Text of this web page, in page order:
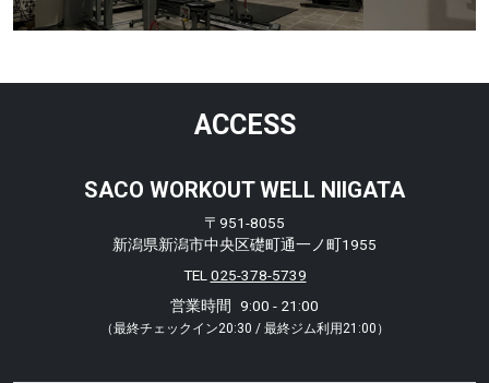
ACCESS
SACO WORKOUT WELL NIIGATA
〒951-8055
新潟県新潟市中央区礎町通一ノ町1955
TEL025-378-5739
営業時間
9:00 - 21:00
（最終チェックイン20:30 / 最終ジム利用21:00）